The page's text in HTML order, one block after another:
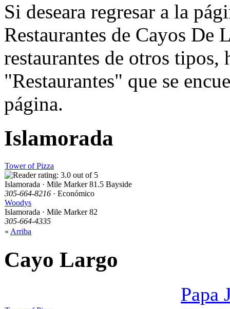
Si deseara regresar a la
Restaurantes de Cayos De
restaurantes de otros
"Restaurantes" que se
página.
Islamorada
Tower of Pizza
Islamorada · Mile Marker 81.5 Bayside
305-664-8216 · Económico
Woodys
Islamorada · Mile Marker 82
305-664-4335
« Arriba
Cayo Largo
Papa